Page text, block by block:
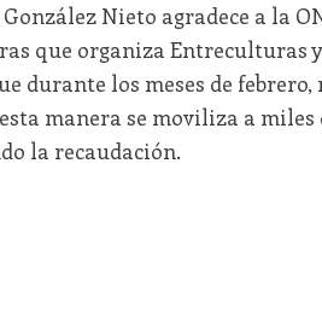
Nieto agradece a la
que organiza Entreculturas
durante los meses de
manera se moviliza a
la recaudación.